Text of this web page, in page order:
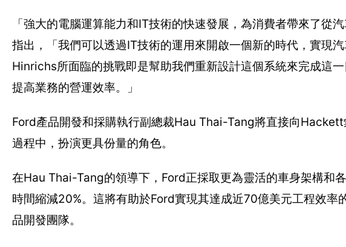
「強大的電腦運算能力和IT技術的快速發展，為消費者帶來了
指出，「我們可以透過IT技術的運用來開啟一個新的時代，實現
Hinrichs所面臨的挑戰即是幫助我們重新設計這個系統來完成這
提高業務的營運效率。」
Ford產品開發和採購執行副總裁Hau Thai-Tang將直接向
過程中，扮演更具份量的角色。
在Hau Thai-Tang的領導下，Ford正採取更為靈活的車身架構和
時間縮減20%。這將有助於Ford實現其達成近70億美元工程效
品開發團隊。